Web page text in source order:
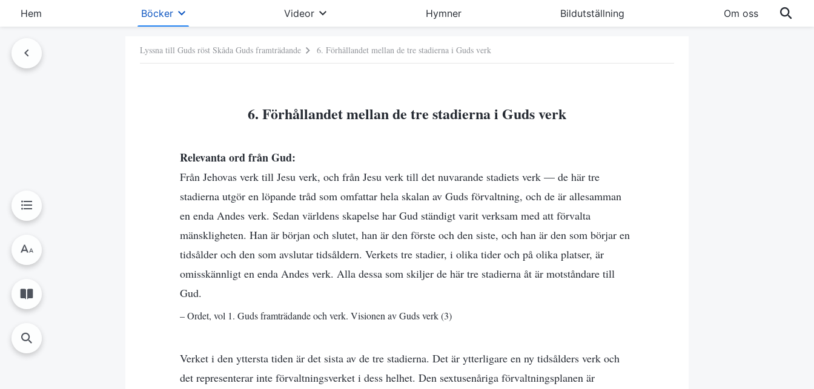
Hem Böcker Videor Hymner Bildutställning Om oss
Lyssna till Guds röst Skåda Guds framträdande 6. Förhållandet mellan de tre stadierna i Guds verk
6. Förhållandet mellan de tre stadierna i Guds verk
Relevanta ord från Gud:
Från Jehovas verk till Jesu verk, och från Jesu verk till det nuvarande stadiets verk — de här tre
stadierna utgör en löpande tråd som omfattar hela skalan av Guds förvaltning, och de är allesamman
en enda Andes verk. Sedan världens skapelse har Gud ständigt varit verksam med att förvalta
mänskligheten. Han är början och slutet, han är den förste och den siste, och han är den som börjar en
tidsålder och den som avslutar tidsåldern. Verkets tre stadier, i olika tider och på olika platser, är
omisskännligt en enda Andes verk. Alla dessa som skiljer de här tre stadierna åt är motståndare till
Gud.
– Ordet, vol 1. Guds framträdande och verk. Visionen av Guds verk (3)
Verket i den yttersta tiden är det sista av de tre stadierna. Det är ytterligare en ny tidsålders verk och
det representerar inte förvaltningsverket i dess helhet. Den sextusenåriga förvaltningsplanen är